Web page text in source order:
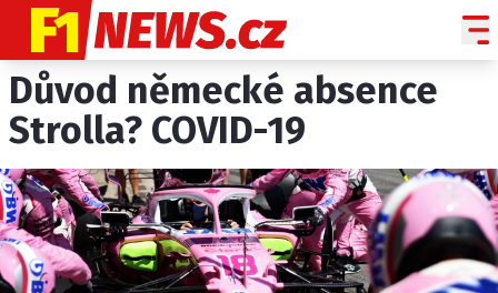
NOVINKY
GRAND PRIX
PADDOCK LINE
TECHNIKA
HISTORIE GP
PROFILY JEZDCŮ
Důvod německé absence
Strolla? COVID-19